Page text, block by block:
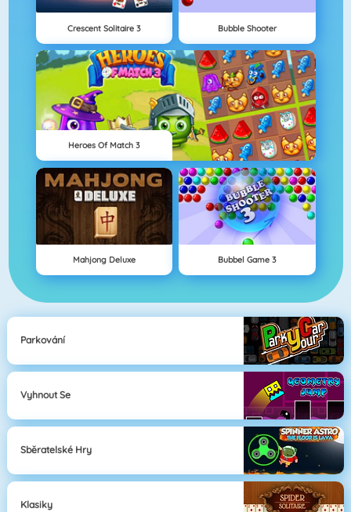
Crescent Solitaire 3 Bubble Shooter
Heroes Of Match 3
Mahjong Deluxe Bubbel Game 3
Parkování
Vyhnout Se
Sběratelské Hry
Klasiky